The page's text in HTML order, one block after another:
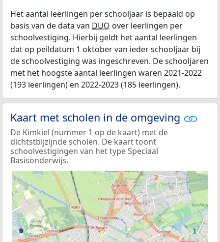
Het aantal leerlingen per schooljaar is bepaald op
basis van de data van DUO over leerlingen per
schoolvestiging. Hierbij geldt het aantal leerlingen
dat op peildatum 1 oktober van ieder schooljaar bij
de schoolvestiging was ingeschreven. De schooljaren
met het hoogste aantal leerlingen waren 2021-2022
(193 leerlingen) en 2022-2023 (185 leerlingen).
Kaart met scholen in de omgeving
De Kimkiel (nummer 1 op de kaart) met de
dichtstbijzijnde scholen. De kaart toont
schoolvestigingen van het type Speciaal
Basisonderwijs.